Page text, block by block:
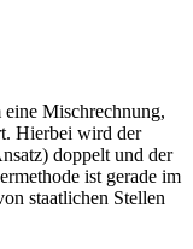
Mischrechnung,
Hierbei wird der
doppelt und der
ist gerade im
staatlichen Stellen